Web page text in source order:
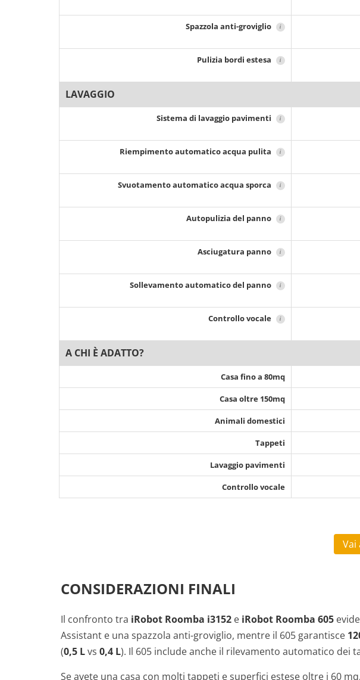
Spazzola anti-groviglio i
Pulizia bordi estesa i
LAVAGGIO
Sistema di lavaggio pavimenti i
Riempimento automatico acqua pulita i
Svuotamento automatico acqua sporca i
Autopulizia del panno i
Asciugatura panno i
Sollevamento automatico del panno i
Controllo vocale i
A CHI È ADATTO?
Casa fino a 80mq
Casa oltre 150mq
Animali domestici
Tappeti
Lavaggio pavimenti
Controllo vocale
Vai
CONSIDERAZIONI FINALI
Il confronto tra iRobot Roomba i3152 e iRobot Roomba 605
Assistant e una spazzola anti-groviglio, mentre il 605 garantisce
(0,5 Lvs 0,4 L). Il 605 include anche il rilevamento automatico dei
Se avete una casa con molti tappeti e superfici estese oltre i 60